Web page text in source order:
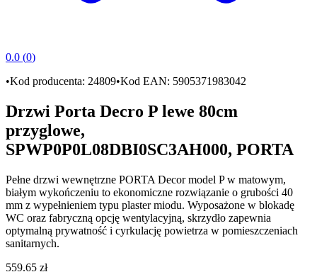
0.0 (0)
•Kod producenta: 24809•Kod EAN: 5905371983042
Drzwi Porta Decro P lewe 80cm
przyglowe,
SPWP0P0L08DBI0SC3AH000, PORTA
Pełne drzwi wewnętrzne PORTA Decor model Pw matowym,
białym wykończeniu to ekonomiczne rozwiązanie o grubości 40
mm z wypełnieniem typu plaster miodu. Wyposażone w blokadę
WC oraz fabryczną opcję wentylacyjną, skrzydło zapewnia
optymalną prywatność i cyrkulację powietrza w pomieszczeniach
sanitarnych.
559.65 zł